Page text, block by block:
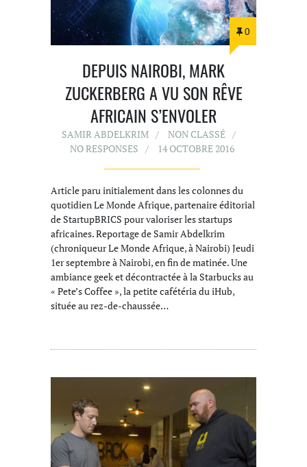
0
DEPUIS NAIROBI, MARK
ZUCKERBERG A VU SON RÊVE
AFRICAIN S’ENVOLER
SAMIR ABDELKRIM
NON CLASSÉ
NO RESPONSES
14 OCTOBRE 2016
Article paru initialement dans les colonnes du
quotidien Le Monde Afrique, partenaire éditorial
de StartupBRICS pour valoriser les startups
africaines. Reportage de Samir Abdelkrim
(chroniqueur Le Monde Afrique, à Nairobi) Jeudi
1er septembre à Nairobi, en fin de matinée. Une
ambiance geek et décontractée à la Starbucks au
« Pete’s Coffee », la petite cafétéria du iHub,
située au rez-de-chaussée…